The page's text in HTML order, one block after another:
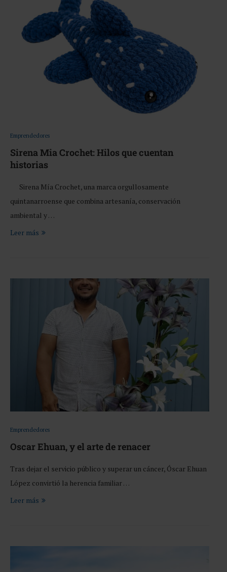
Emprendedores
Sirena Mia Crochet: Hilos que cuentan
historias
Sirena Mía Crochet, una marca orgullosamente
quintanarroense que combina artesanía, conservación
ambiental y …
Leer más
Emprendedores
Oscar Ehuan, y el arte de renacer
Tras dejar el servicio público y superar un cáncer, Óscar Ehuan
López convirtió la herencia familiar …
Leer más